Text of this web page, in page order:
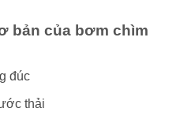
bản của bơm chìm
đúc
thải